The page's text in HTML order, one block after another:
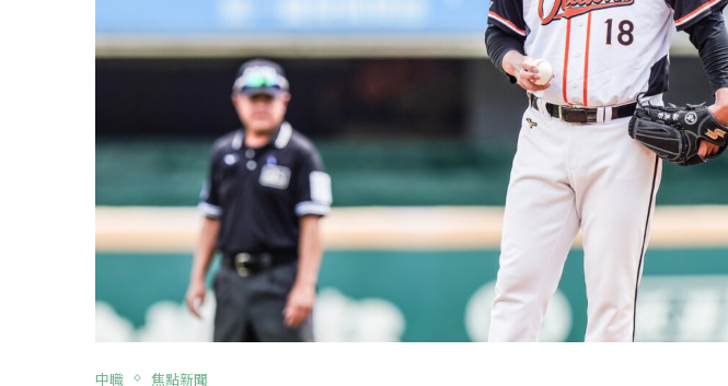
中職 焦點新聞